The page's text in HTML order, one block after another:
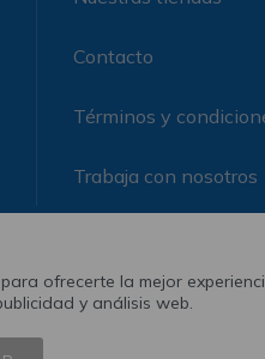
ofrecerte la mejor
y análisis web.
Contacto
Términos y
Trabaja con nosotros